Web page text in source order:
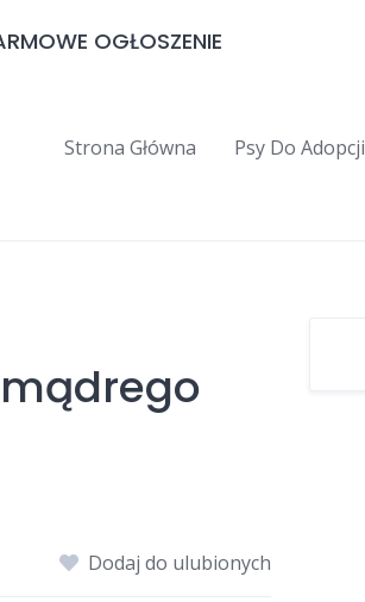
OGŁOSZENIE
Strona Główna Psy Do Adopcji
Dodaj do ulubionych